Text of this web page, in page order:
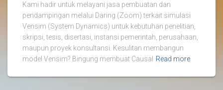
Kami hadir untuk melayani jasa pembuatan dan
pendampingan melalui Daring (Zoom) terkait simulasi
Vensim (System Dynamics) untuk kebutuhan penelitian,
skripsi, tesis, disertasi, instansi pemerintah, perusahaan,
maupun proyek konsultansi. Kesulitan membangun
model Vensim? Bingung membuat Causal
Read more